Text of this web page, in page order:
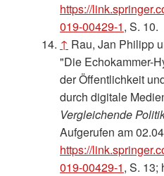
https://
019-00429-1, S. 10.
↑ Rau, Jan Philipp
"Die Echokammer-
der Öffentlichkeit
durch digitale
Vergleichende
Aufgerufen am
https://
019-00429-1, S. 13;